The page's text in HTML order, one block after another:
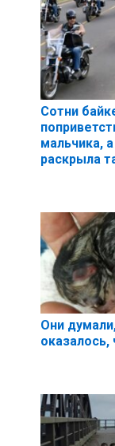
Сотни
мальчика,
раскрыла
Они
оказалось,